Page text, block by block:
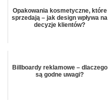
Opakowania kosmetyczne, które
sprzedają – jak design wpływa na
decyzje klientów?
Billboardy reklamowe – dlaczego
są godne uwagi?